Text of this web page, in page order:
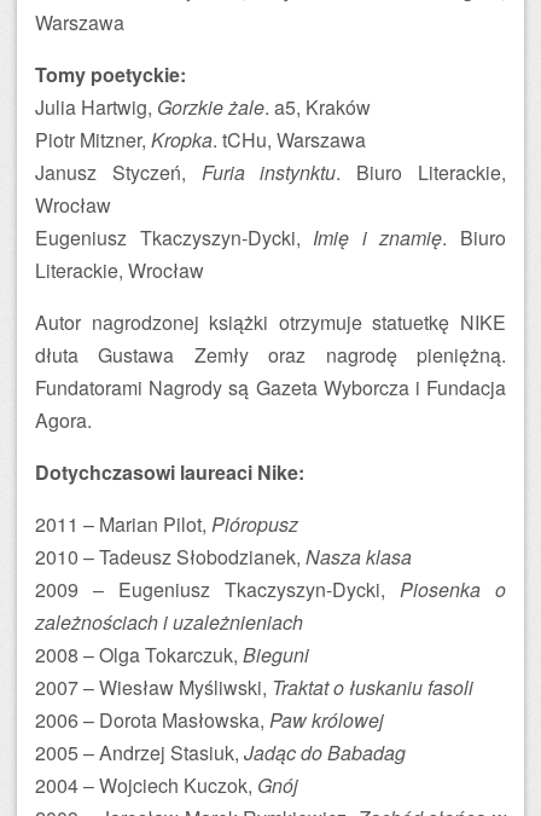
Warszawa
Tomy poetyckie:
Julia Hartwig, Gorzkie żale. a5, Kraków
Piotr Mitzner, Kropka. tCHu, Warszawa
Janusz Styczeń, Furia instynktu. Biuro Literackie,
Wrocław
Eugeniusz Tkaczyszyn-Dycki, Imię i znamię. Biuro
Literackie, Wrocław
Autor nagrodzonej książki otrzymuje statuetkę NIKE
dłuta Gustawa Zemły oraz nagrodę pieniężną.
Fundatorami Nagrody są Gazeta Wyborcza i Fundacja
Agora.
Dotychczasowi laureaci Nike:
2011 – Marian Pilot, Pióropusz
2010 – Tadeusz Słobodzianek, Nasza klasa
2009 – Eugeniusz Tkaczyszyn-Dycki, Piosenka o
zależnościach i uzależnieniach
2008 – Olga Tokarczuk, Bieguni
2007 – Wiesław Myśliwski, Traktat o łuskaniu fasoli
2006 – Dorota Masłowska, Paw królowej
2005 – Andrzej Stasiuk, Jadąc do Babadag
2004 – Wojciech Kuczok, Gnój